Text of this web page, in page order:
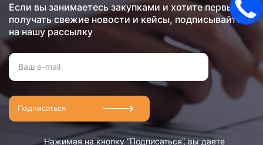
Если вы занимаетесь закупками и хотите первыми
получать свежие новости и кейсы, подписывайтесь
на нашу рассылку
Подписаться
Нажимая на кнопку “Подписаться”, вы даете